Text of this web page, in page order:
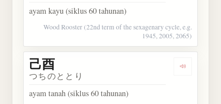
ayam kayu (siklus 60 tahunan)
Wood Rooster (22nd term of the sexagenary cycle, e.g.
1945, 2005, 2065)
Dengarkan
己酉
つちのととり
ayam tanah (siklus 60 tahunan)